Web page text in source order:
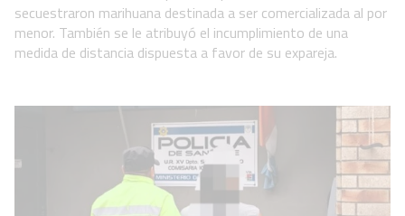
secuestraron marihuana destinada a ser comercializada al por
menor. También se le atribuyó el incumplimiento de una
medida de distancia dispuesta a favor de su expareja.